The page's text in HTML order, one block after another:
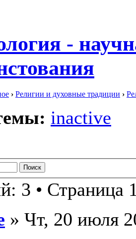
-
› Религии и духовные традиции ›
inactive
3 • Страница
» Чт, 20 июля